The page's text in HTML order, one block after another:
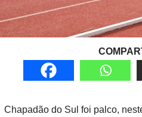
Chapadão do Sul foi palco,